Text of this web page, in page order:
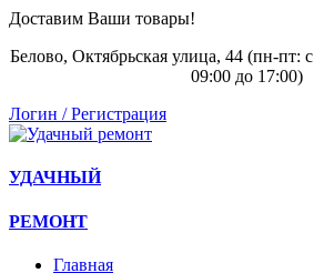
Доставим Ваши товары!
Белово, Октябрьская улица, 44 (пн-пт: с
09:00 до 17:00)
Логин / Регистрация
УДАЧНЫЙ
РЕМОНТ
Главная